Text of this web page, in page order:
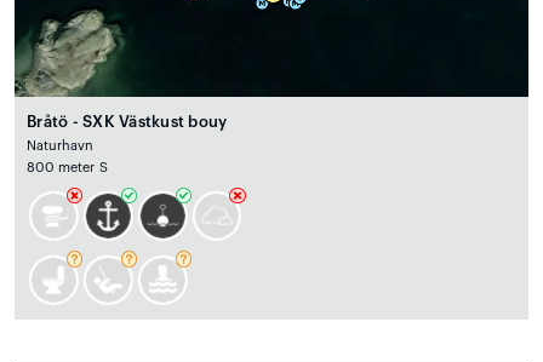
Bråtö - SXK Västkust bouy
Naturhavn
800 meter S